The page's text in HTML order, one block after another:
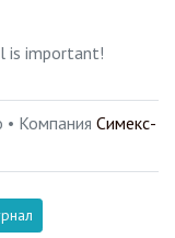
is important!
• Компания Симекс-